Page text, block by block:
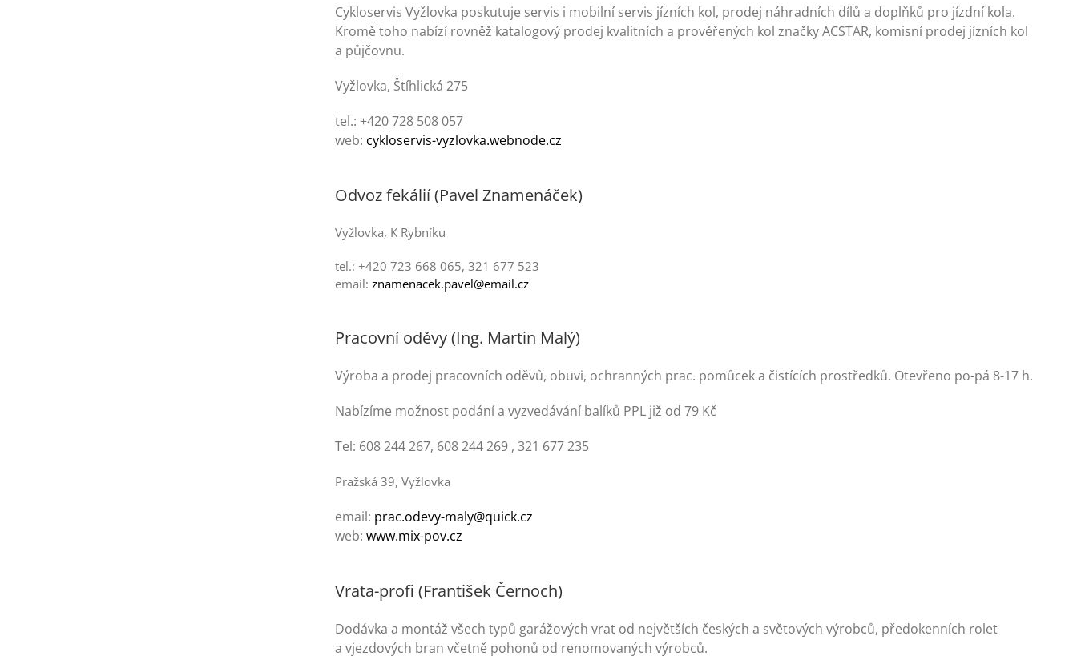
Cykloservis Vyžlovka poskutuje servis i mobilní servis jízních kol, prodej náhradních dílů a doplňků pro jízdní kola.
Kromě toho nabízí rovněž katalogový prodej kvalitních a prověřených kol značky ACSTAR, komisní prodej jízních kol
a půjčovnu.
Vyžlovka, Štíhlická 275
tel.: +420 728 508 057
web: cykloservis-vyzlovka.webnode.cz
Odvoz fekálií (Pavel Znamenáček)
Vyžlovka, K Rybníku
tel.: +420 723 668 065, 321 677 523
email:znamenacek.pavel@email.cz
Pracovní oděvy (Ing. Martin Malý)
Výroba a prodej pracovních oděvů, obuvi, ochranných prac. pomůcek a čistících prostředků. Otevřeno po-pá 8-17 h.
Nabízíme možnost podání a vyzvedávání balíků PPL již od 79 Kč
Tel: 608 244 267, 608 244 269 , 321 677 235
Pražská 39, Vyžlovka
email: prac.odevy-maly@quick.cz
web:www.mix-pov.cz
Vrata-profi (František Černoch)
Dodávka a montáž všech typů garážových vrat od největších českých a světových výrobců, předokenních rolet
a vjezdových bran včetně pohonů od renomovaných výrobců.